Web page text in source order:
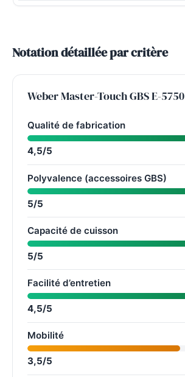
Notation détaillée par critère
Weber Master-Touch GBS E-5750
Qualité de fabrication
4,5/5
Polyvalence (accessoires GBS)
5/5
Capacité de cuisson
5/5
Facilité d’entretien
4,5/5
Mobilité
3,5/5